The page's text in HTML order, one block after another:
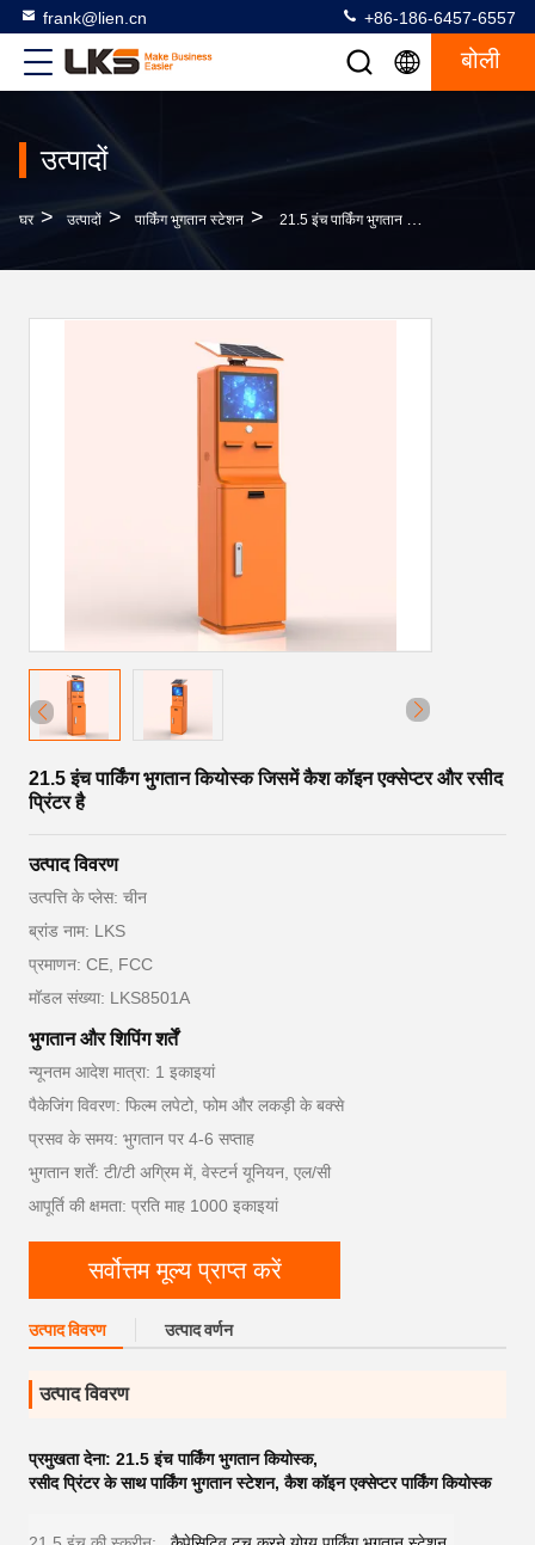
frank@lien.cn +86-186-6457-6557
बोली
उत्पादों
घर > उत्पादों > पार्किंग भुगतान स्टेशन > 21.5 इंच पार्किंग भुगतान कियोस्क जिसमें कैश कॉइन एक्सेप्टर और रसीद प्रिंटर है
21.5 इंच पार्किंग भुगतान कियोस्क जिसमें कैश कॉइन एक्सेप्टर और रसीद
प्रिंटर है
उत्पाद विवरण
उत्पत्ति के प्लेस: चीन
ब्रांड नाम: LKS
प्रमाणन: CE, FCC
मॉडल संख्या: LKS8501A
भुगतान और शिपिंग शर्तें
न्यूनतम आदेश मात्रा: 1 इकाइयां
पैकेजिंग विवरण: फिल्म लपेटो, फोम और लकड़ी के बक्से
प्रसव के समय: भुगतान पर 4-6 सप्ताह
भुगतान शर्तें: टी/टी अग्रिम में, वेस्टर्न यूनियन, एल/सी
आपूर्ति की क्षमता: प्रति माह 1000 इकाइयां
सर्वोत्तम मूल्य प्राप्त करें
उत्पाद विवरण उत्पाद वर्णन
उत्पाद विवरण
प्रमुखता देना: 21.5 इंच पार्किंग भुगतान कियोस्क,
रसीद प्रिंटर के साथ पार्किंग भुगतान स्टेशन,कैश कॉइन एक्सेप्टर पार्किंग कियोस्क